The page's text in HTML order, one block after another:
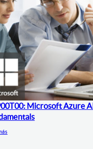
Microsoft Azure AI